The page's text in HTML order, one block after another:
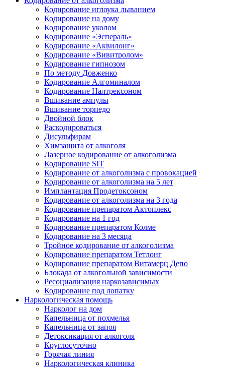
Кодирование иглоука лыванием
Кодирование на дому
Кодирование уколом
Кодирование «Эспераль»
Кодирование «Аквилонг»
Кодирование «Вивитролом»
Кодирование гипнозом
По методу Довженко
Кодирование Алгоминалом
Кодирование Налтрексоном
Вшивание ампулы
Вшивание торпедо
Двойной блок
Раскодироваться
Дисульфирам
Химзащита от алкоголя
Лазерное кодирование от алкоголизма
Кодирование SIT
Кодирование от алкоголизма с провокацией
Кодирование от алкоголизма на 5 лет
Имплантация Продетоксоном
Кодирование от алкоголизма на 3 года
Кодирование препаратом Актоплекс
Кодирование на 1 год
Кодирование препаратом Колме
Кодирование на 3 месяца
Тройное кодирование от алкоголизма
Кодирование препаратом Тетлонг
Кодирование препаратом Витамерц Депо
Блокада от алкогольной зависимости
Ресоциализация наркозависимых
Кодирование под лопатку
Наркологическая помощь
Нарколог на дом
Капельница от похмелья
Капельница от запоя
Детоксикация от алкоголя
Круглосуточно
Горячая линия
Наркологическая клиника